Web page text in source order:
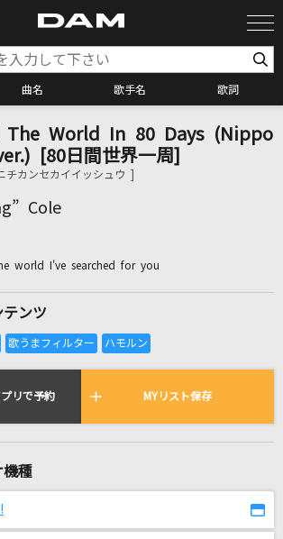
曲名 歌手名 歌詞
カラオケ検索
カラオケ店舗検索
カラオケリクエスト
タイムで歌われている曲の一覧
情熱の金曜日～
)
The World In 80 Days (Nippo
[80日間世界一周]
チカンセカイイッシュウ ]
Cole
world I've searched for you
ンツ
リで予約 MYリスト保存
機種